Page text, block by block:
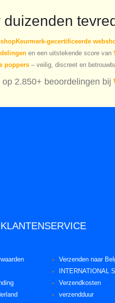
gecertificeerde
en een uitstekende score van
poppers – veilig, discreet en
2.850+ beoordelingen bij
KLANTENSERVICE
Verzenden naar
INTERNATIONAL
Verzendkosten
verzendduur